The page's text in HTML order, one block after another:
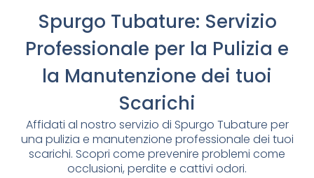
Spurgo Tubature: Servizio
Professionale per la Pulizia e
la Manutenzione dei tuoi
Scarichi
Affidati al nostro servizio di Spurgo Tubature per
una pulizia e manutenzione professionale dei tuoi
scarichi. Scopri come prevenire problemi come
occlusioni, perdite e cattivi odori.